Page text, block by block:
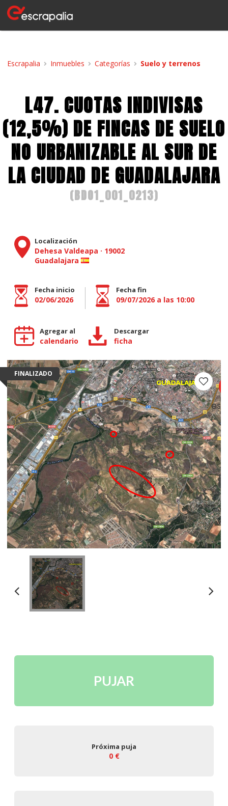
Escrapalia Inmuebles Categorías Suelo y terrenos
L47. CUOTAS INDIVISAS
(12,5%) DE FINCAS DE SUELO
NO URBANIZABLE AL SUR DE
LA CIUDAD DE GUADALAJARA
(BDO1_001_0213)
Localización
Dehesa Valdeapa · 19002
Guadalajara
Fecha inicio
02/06/2026
Fecha fin
09/07/2026 a las 10:00
Agregar al
calendario
Descargar
ficha
FINALIZADO
PUJAR
Próxima puja
0 €